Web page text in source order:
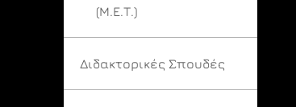
(Μ.Ε.Τ.)
Διδακτορικές Σπουδές